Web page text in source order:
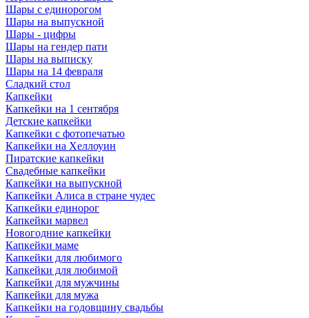
Шары с единорогом
Шары на выпускной
Шары - цифры
Шары на гендер пати
Шары на выписку
Шары на 14 февраля
Сладкий стол
Капкейки
Капкейки на 1 сентября
Детские капкейки
Капкейки с фотопечатью
Капкейки на Хеллоуин
Пиратские капкейки
Свадебные капкейки
Капкейки на выпускной
Капкейки Алиса в стране чудес
Капкейки единорог
Капкейки марвел
Новогодние капкейки
Капкейки маме
Капкейки для любимого
Капкейки для любимой
Капкейки для мужчины
Капкейки для мужа
Капкейки на годовщину свадьбы